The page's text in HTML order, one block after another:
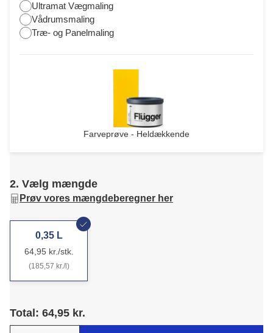
Ultramat Vægmaling
Vådrumsmaling
Træ- og Panelmaling
Farveprøve - Heldækkende
2. Vælg mængde
Prøv vores mængdeberegner her
0,35 L
64,95 kr./stk.
(185,57 kr./l)
Total: 64,95 kr.